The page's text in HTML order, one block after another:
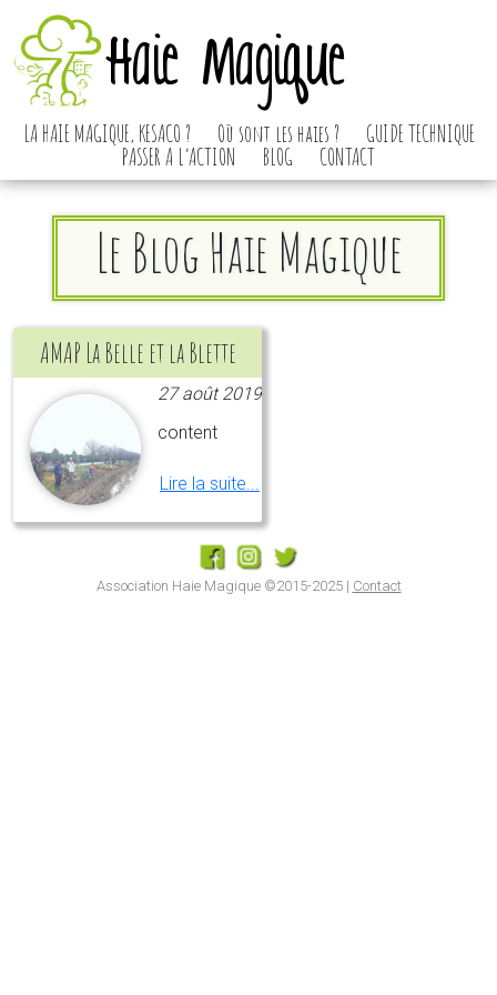
Haie Magique
LA HAIE MAGIQUE, KESACO ? Où sont les haies ?
GUIDE TECHNIQUE
PASSER A L’ACTION
BLOG CONTACT
Le Blog Haie Magique
AMAP La Belle et la Blette
27 août 2019
content
Lire la suite...
Association Haie Magique ©2015-2025 | Contact